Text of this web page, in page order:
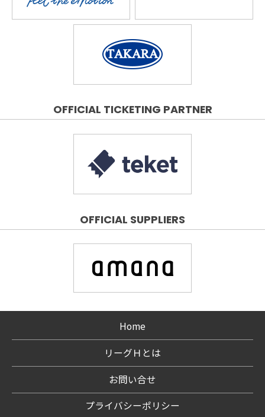
OFFICIAL TICKETING PARTNER
OFFICIAL SUPPLIERS
Home
リーグＨとは
お問い合せ
プライバシーポリシー